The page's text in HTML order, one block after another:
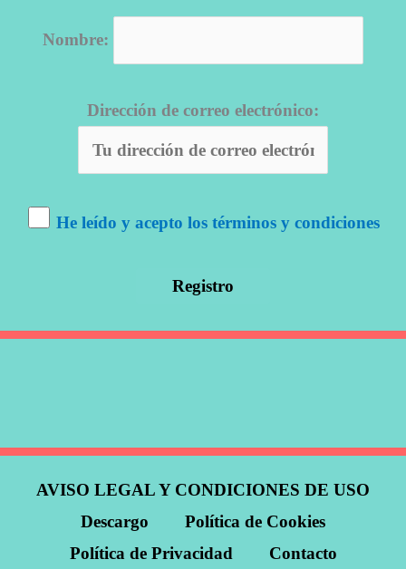
Nombre:
Dirección de correo electrónico:
He leído y acepto los términos y condiciones
AVISO LEGAL Y CONDICIONES DE USO
Descargo
Política de Cookies
Política de Privacidad
Contacto